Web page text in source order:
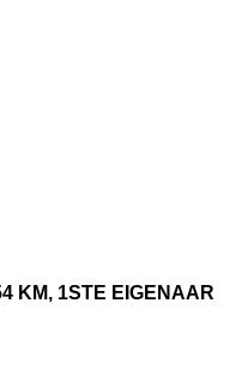
KM, 1STE EIGENAAR